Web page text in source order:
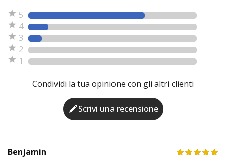
5
4
3
2
1
Condividi la tua opinione con gli altri clienti
Scrivi una recensione
Benjamin